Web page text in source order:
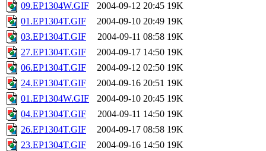
09.EP1304W.GIF
2004-09-12 20:45 19K
01.EP1304T.GIF
2004-09-10 20:49 19K
03.EP1304T.GIF
2004-09-11 08:58 19K
27.EP1304T.GIF
2004-09-17 14:50 19K
06.EP1304T.GIF
2004-09-12 02:50 19K
24.EP1304T.GIF
2004-09-16 20:51 19K
01.EP1304W.GIF
2004-09-10 20:45 19K
04.EP1304T.GIF
2004-09-11 14:50 19K
26.EP1304T.GIF
2004-09-17 08:58 19K
23.EP1304T.GIF
2004-09-16 14:50 19K